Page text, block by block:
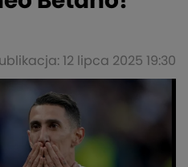
12 lipca 2025 19:30